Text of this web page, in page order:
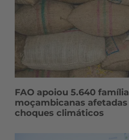
FAO apoiou 5.640
moçambicanas
choques climáticos